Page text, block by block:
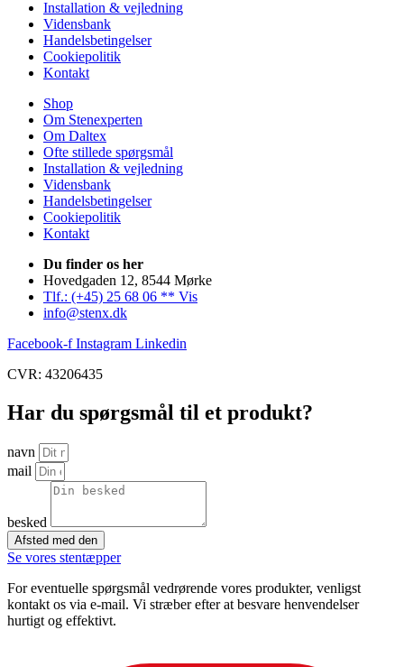
Installation & vejledning
Vidensbank
Handelsbetingelser
Cookiepolitik
Kontakt
Shop
Om Stenexperten
Om Daltex
Ofte stillede spørgsmål
Installation & vejledning
Vidensbank
Handelsbetingelser
Cookiepolitik
Kontakt
Du finder os her
Hovedgaden 12, 8544 Mørke
Tlf.: (+45) 25 68 06 ** Vis
info@stenx.dk
Facebook-f Instagram Linkedin
CVR: 43206435
Har du spørgsmål til et produkt?
navn
mail
besked
Afsted med den
Se vores stentæpper
For eventuelle spørgsmål vedrørende vores produkter, venligst
kontakt os via e-mail. Vi stræber efter at besvare henvendelser
hurtigt og effektivt.